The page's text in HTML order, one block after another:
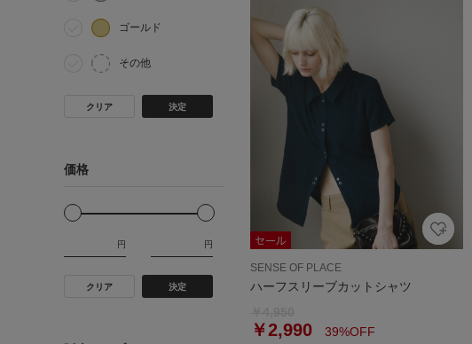
ゴールド
その他
クリア 決定
価格
円 円
クリア 決定
SENSE OF PLACE
ハーフスリーブカットシャツ
￥2,990 39%OFF